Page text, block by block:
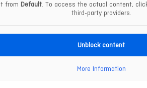
from Default. To access the actual content,
third-party providers.
Unblock content
More Information